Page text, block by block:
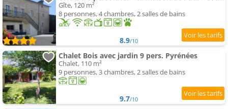
Gîte, 120 m²
8 personnes, 4 chambres, 2 salles de bains
8.9/10
Chalet Bois avec jardin 9 pers. Pyrénées
Chalet, 110 m²
9 personnes, 3 chambres, 2 salles de bains
9.7/10